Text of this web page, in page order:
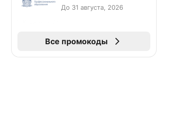
До 31 августа, 2026
Все промокоды